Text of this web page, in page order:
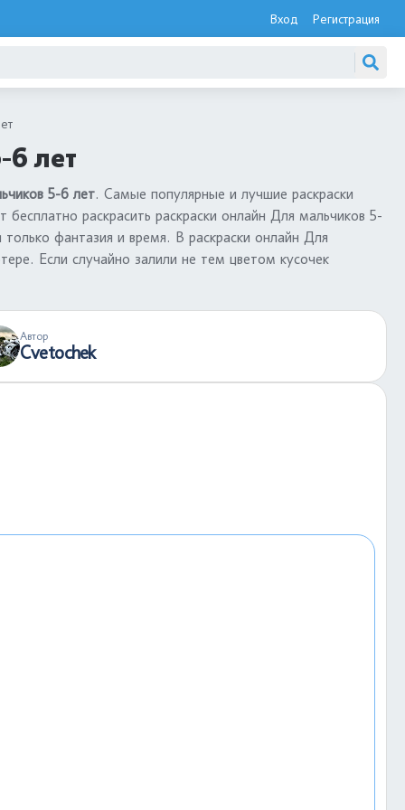
Вход Регистрация
6 лет
5-6 лет. Самые популярные и лучшие раскраски
раскрасить раскраски онлайн Для мальчиков 5-
фантазия и время. В раскраски онлайн Для
Если случайно залили не тем цветом кусочек
Автор
Cvetochek